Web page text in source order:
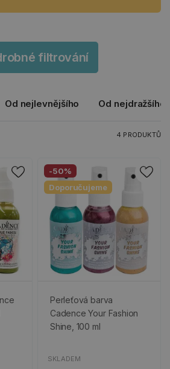
filtrování
Od nejlevnějšího Od nejdražšího
4 PRODUKTŮ
-50%
Doporučujeme
Perleťová barva
Cadence Your Fashion
Shine, 100 ml
SKLADEM